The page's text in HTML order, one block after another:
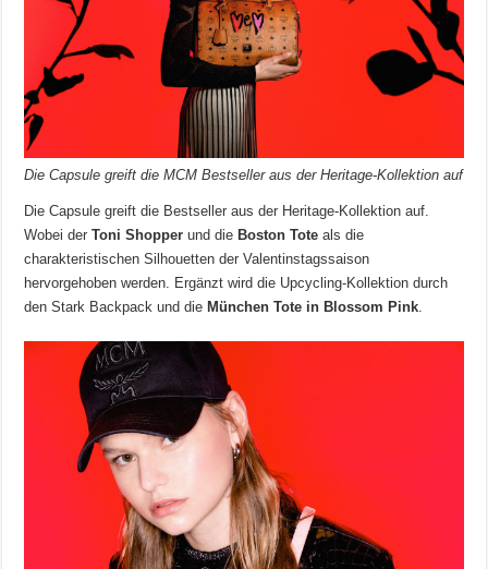
Die Capsule greift die MCM Bestseller aus der Heritage-Kollektion auf
Die Capsule greift die Bestseller aus der Heritage-Kollektion auf.
Wobei derToni Shopper und dieBoston Tote als die
charakteristischen Silhouetten der Valentinstagssaison
hervorgehoben werden. Ergänzt wird die Upcycling-Kollektion durch
den Stark Backpack und dieMünchen Tote in Blossom Pink